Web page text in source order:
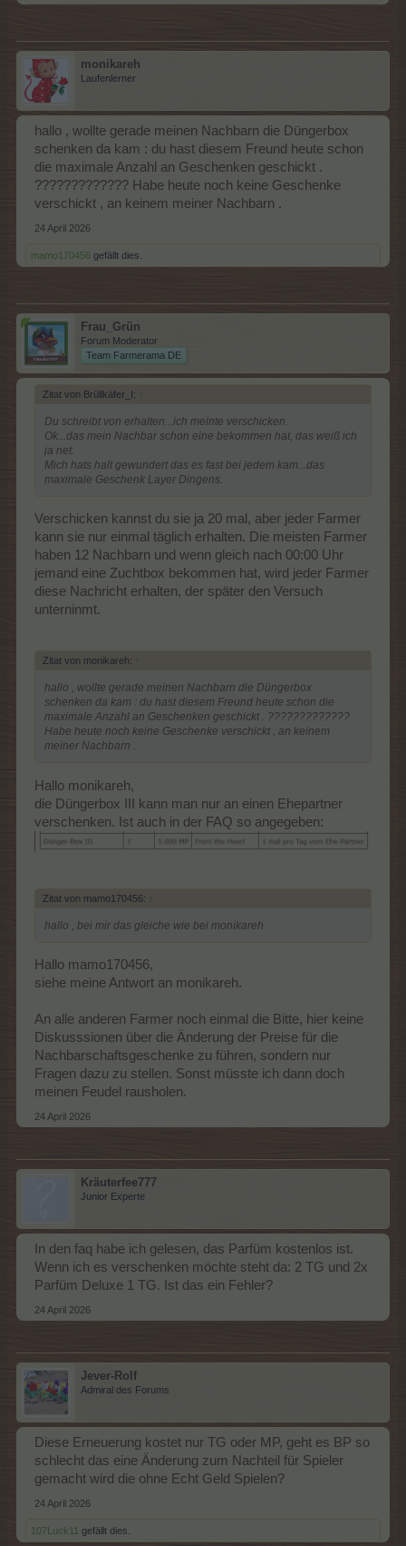
monikareh
Laufenlerner
hallo , wollte gerade meinen Nachbarn die Düngerbox
schenken da kam : du hast diesem Freund heute schon
die maximale Anzahl an Geschenken geschickt .
????????????? Habe heute noch keine Geschenke
verschickt , an keinem meiner Nachbarn .
24 April 2026
mamo170456 gefällt dies.
Frau_Grün
Forum Moderator
Team Farmerama DE
Zitat von Brüllkäfer_I: ↑
Du schreibt von erhalten...ich meinte verschicken.
Ok...das mein Nachbar schon eine bekommen hat, das weiß ich
ja net.
Mich hats halt gewundert das es fast bei jedem kam...das
maximale Geschenk Layer Dingens.
Verschicken kannst du sie ja 20 mal, aber jeder Farmer
kann sie nur einmal täglich erhalten. Die meisten Farmer
haben 12 Nachbarn und wenn gleich nach 00:00 Uhr
jemand eine Zuchtbox bekommen hat, wird jeder Farmer
diese Nachricht erhalten, der später den Versuch
unterninmt.
Zitat von monikareh: ↑
hallo , wollte gerade meinen Nachbarn die Düngerbox
schenken da kam : du hast diesem Freund heute schon die
maximale Anzahl an Geschenken geschickt . ?????????????
Habe heute noch keine Geschenke verschickt , an keinem
meiner Nachbarn .
Hallo monikareh,
die Düngerbox III kann man nur an einen Ehepartner
verschenken. Ist auch in der FAQ so angegeben:
Zitat von mamo170456: ↑
hallo , bei mir das gleiche wie bei monikareh
Hallo mamo170456,
siehe meine Antwort an monikareh.
An alle anderen Farmer noch einmal die Bitte, hier keine
Diskusssionen über die Änderung der Preise für die
Nachbarschaftsgeschenke zu führen, sondern nur
Fragen dazu zu stellen. Sonst müsste ich dann doch
meinen Feudel rausholen.
24 April 2026
Kräuterfee777
Junior Experte
In den faq habe ich gelesen, das Parfüm kostenlos ist.
Wenn ich es verschenken möchte steht da: 2 TG und 2x
Parfüm Deluxe 1 TG. Ist das ein Fehler?
24 April 2026
Jever-Rolf
Admiral des Forums
Diese Erneuerung kostet nur TG oder MP, geht es BP so
schlecht das eine Änderung zum Nachteil für Spieler
gemacht wird die ohne Echt Geld Spielen?
24 April 2026
107Luck11 gefällt dies.